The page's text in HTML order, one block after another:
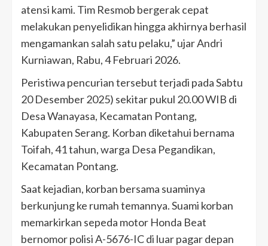
atensi kami. Tim Resmob bergerak cepat
melakukan penyelidikan hingga akhirnya berhasil
mengamankan salah satu pelaku,” ujar Andri
Kurniawan, Rabu, 4 Februari 2026.
Peristiwa pencurian tersebut terjadi pada Sabtu
20 Desember 2025) sekitar pukul 20.00 WIB di
Desa Wanayasa, Kecamatan Pontang,
Kabupaten Serang. Korban diketahui bernama
Toifah, 41 tahun, warga Desa Pegandikan,
Kecamatan Pontang.
Saat kejadian, korban bersama suaminya
berkunjung ke rumah temannya. Suami korban
memarkirkan sepeda motor Honda Beat
bernomor polisi A-5676-IC di luar pagar depan